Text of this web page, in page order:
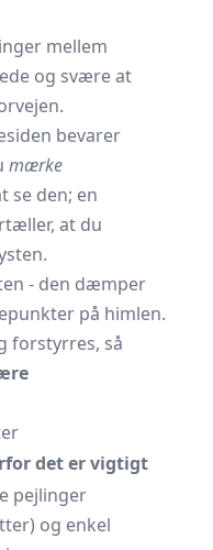
mellem
og svære at
bevarer
mærke
se den; en
at du
- den dæmper
på himlen.
forstyrres, så
det er vigtigt
pejlinger
og enkel